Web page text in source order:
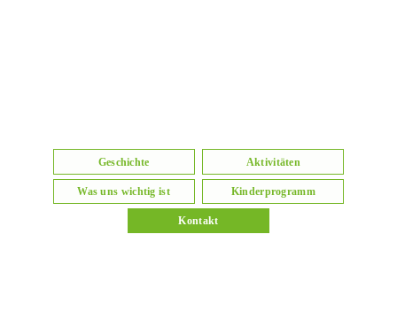
Geschichte Aktivitäten
Was uns wichtig ist Kinderprogramm
Kontakt